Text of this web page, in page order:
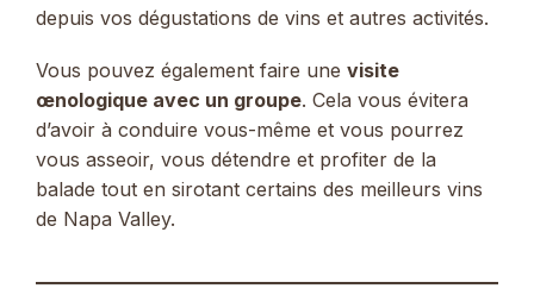
depuis vos dégustations de vins et autres activités.
Vous pouvez également faire une visite
œnologique avec un groupe. Cela vous évitera
d’avoir à conduire vous-même et vous pourrez
vous asseoir, vous détendre et profiter de la
balade tout en sirotant certains des meilleurs vins
de Napa Valley.